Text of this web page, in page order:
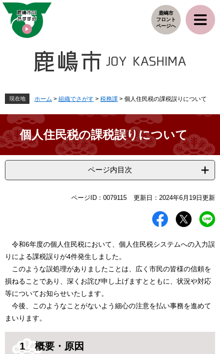
ペ
メ
鹿嶋市
フロント
ページへ
現在地 ホーム > 組織でさがす > 税務課 > 個人住民税の課税誤りについて
個人住民税の課税誤りについて
ページ内目次
ページID：0079115 更新日：2024年6月19日更新
令和6年度の個人住民税において、個人住民税システムへの入力誤
りによる課税誤りが4件発生しました。
このような誤処理がありましたことは、広く市民の皆様の信頼を
損ねることであり、深くお詫び申し上げますとともに、状況や対応
等についてお知らせいたします。
今後、このようなことがないよう細心の注意を払い事務を進めて
まいります。
1 概要・原因